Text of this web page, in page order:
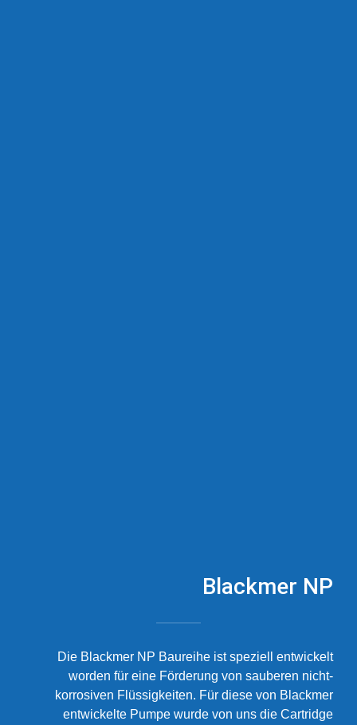
Blackmer NP
Die Blackmer NP Baureihe ist speziell entwickelt
worden für eine Förderung von sauberen nicht-
korrosiven Flüssigkeiten. Für diese von Blackmer
entwickelte Pumpe wurde von uns die Cartridge